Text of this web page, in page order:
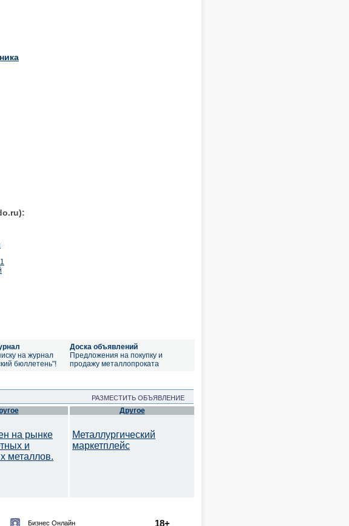
на журнал
бюллетень"!
Доска объявлений
Предложения на покупку и
продажу металлопроката
РАЗМЕСТИТЬ ОБЪЯВЛЕНИЕ
на рынке
и
металлов.
Другое
Металлургический
маркетплейс
Бизнес Онлайн 18+